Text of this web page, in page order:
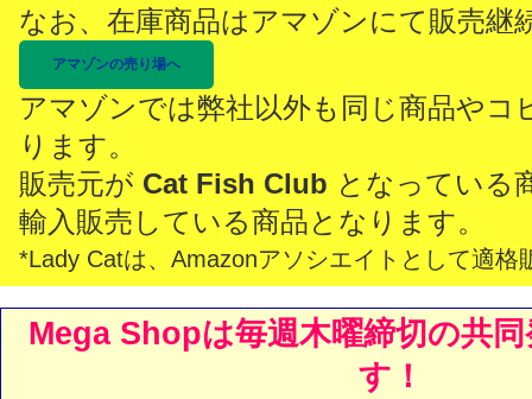
なお、在庫商品はアマゾンにて販売継
アマゾンの売り場へ
アマゾンでは弊社以外も同じ商品やコ
ります。
販売元が Cat Fish Club となっている
輸入販売している商品となります。
*Lady Catは、Amazonアソシエイトとして適格
Mega Shopは毎週木曜締切の共
す！